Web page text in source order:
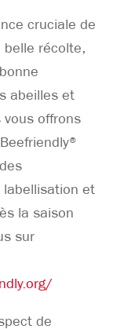
cruciale de
belle récolte,
abeilles et
offrons
et
la saison
sur
de